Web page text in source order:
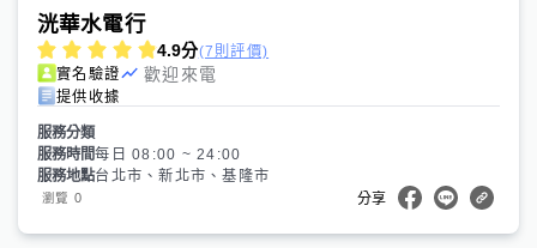
洸華水電行
4.9分(7則評價)
實名驗證
歡迎來電
提供收據
服務分類
服務時間每日 08:00 ~ 24:00
服務地點台北市、新北市、基隆市
瀏覽 0 分享